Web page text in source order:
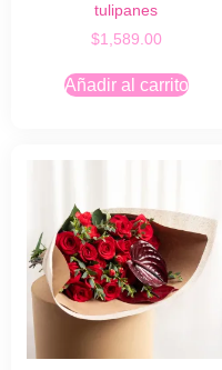
tulipanes
$1,589.00
Añadir al carrito